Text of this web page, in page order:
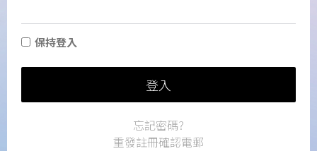
保持登入
登入
忘記密碼?
重發註冊確認電郵